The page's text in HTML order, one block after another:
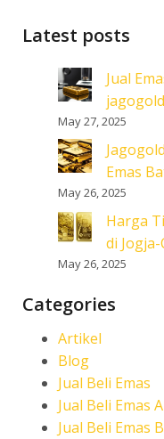
Latest posts
Jual
May 27, 2025
Emas
May 26, 2025
Harga
di
May 26, 2025
Categories
Artikel
Blog
Jual Beli Emas
Jual Beli Emas
Jual Beli Emas